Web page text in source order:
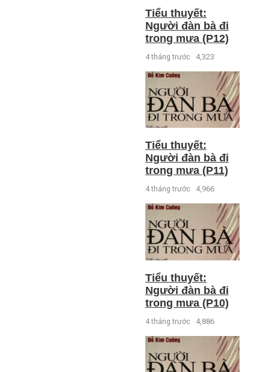
Tiểu thuyết:
Người đàn bà đi
trong mưa (P12)
4 tháng trước 4,323
Tiểu thuyết:
Người đàn bà đi
trong mưa (P11)
4 tháng trước 4,966
Tiểu thuyết:
Người đàn bà đi
trong mưa (P10)
4 tháng trước 4,886